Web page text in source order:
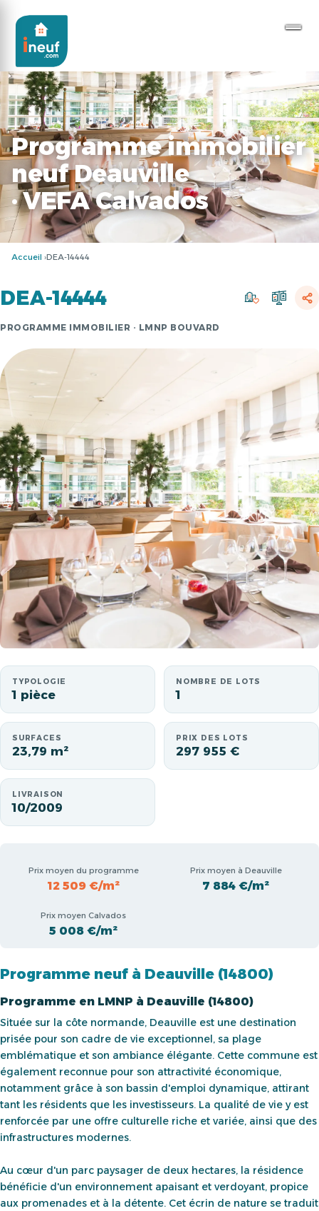
Programme immobilier
neuf Deauville
· VEFA Calvados
Accueil DEA-14444
DEA-14444
PROGRAMME IMMOBILIER · LMNP BOUVARD
TYPOLOGIE
1 pièce
NOMBRE DE LOTS
1
SURFACES
23,79 m²
PRIX DES LOTS
297 955 €
LIVRAISON
10/2009
Prix moyen du programme
12 509 €/m²
Prix moyen à Deauville
7 884 €/m²
Prix moyen Calvados
5 008 €/m²
Programme neuf à Deauville (14800)
Programme en LMNP à Deauville (14800)
Située sur la côte normande, Deauville est une destination
prisée pour son cadre de vie exceptionnel, sa plage
emblématique et son ambiance élégante. Cette commune est
également reconnue pour son attractivité économique,
notamment grâce à son bassin d'emploi dynamique, attirant
tant les résidents que les investisseurs. La qualité de vie y est
renforcée par une offre culturelle riche et variée, ainsi que des
infrastructures modernes.
Au cœur d'un parc paysager de deux hectares, la résidence
bénéficie d'un environnement apaisant et verdoyant, propice
aux promenades et à la détente. Cet écrin de nature se traduit